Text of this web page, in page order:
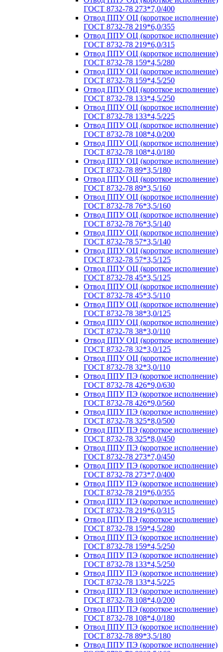
ГОСТ 8732-78 273*7,0/400
Отвод ППУ ОЦ (короткое исполнение)
ГОСТ 8732-78 219*6,0/355
Отвод ППУ ОЦ (короткое исполнение)
ГОСТ 8732-78 219*6,0/315
Отвод ППУ ОЦ (короткое исполнение)
ГОСТ 8732-78 159*4,5/280
Отвод ППУ ОЦ (короткое исполнение)
ГОСТ 8732-78 159*4,5/250
Отвод ППУ ОЦ (короткое исполнение)
ГОСТ 8732-78 133*4,5/250
Отвод ППУ ОЦ (короткое исполнение)
ГОСТ 8732-78 133*4,5/225
Отвод ППУ ОЦ (короткое исполнение)
ГОСТ 8732-78 108*4,0/200
Отвод ППУ ОЦ (короткое исполнение)
ГОСТ 8732-78 108*4,0/180
Отвод ППУ ОЦ (короткое исполнение)
ГОСТ 8732-78 89*3,5/180
Отвод ППУ ОЦ (короткое исполнение)
ГОСТ 8732-78 89*3,5/160
Отвод ППУ ОЦ (короткое исполнение)
ГОСТ 8732-78 76*3,5/160
Отвод ППУ ОЦ (короткое исполнение)
ГОСТ 8732-78 76*3,5/140
Отвод ППУ ОЦ (короткое исполнение)
ГОСТ 8732-78 57*3,5/140
Отвод ППУ ОЦ (короткое исполнение)
ГОСТ 8732-78 57*3,5/125
Отвод ППУ ОЦ (короткое исполнение)
ГОСТ 8732-78 45*3,5/125
Отвод ППУ ОЦ (короткое исполнение)
ГОСТ 8732-78 45*3,5/110
Отвод ППУ ОЦ (короткое исполнение)
ГОСТ 8732-78 38*3,0/125
Отвод ППУ ОЦ (короткое исполнение)
ГОСТ 8732-78 38*3,0/110
Отвод ППУ ОЦ (короткое исполнение)
ГОСТ 8732-78 32*3,0/125
Отвод ППУ ОЦ (короткое исполнение)
ГОСТ 8732-78 32*3,0/110
Отвод ППУ ПЭ (короткое исполнение)
ГОСТ 8732-78 426*9,0/630
Отвод ППУ ПЭ (короткое исполнение)
ГОСТ 8732-78 426*9,0/560
Отвод ППУ ПЭ (короткое исполнение)
ГОСТ 8732-78 325*8,0/500
Отвод ППУ ПЭ (короткое исполнение)
ГОСТ 8732-78 325*8,0/450
Отвод ППУ ПЭ (короткое исполнение)
ГОСТ 8732-78 273*7,0/450
Отвод ППУ ПЭ (короткое исполнение)
ГОСТ 8732-78 273*7,0/400
Отвод ППУ ПЭ (короткое исполнение)
ГОСТ 8732-78 219*6,0/355
Отвод ППУ ПЭ (короткое исполнение)
ГОСТ 8732-78 219*6,0/315
Отвод ППУ ПЭ (короткое исполнение)
ГОСТ 8732-78 159*4,5/280
Отвод ППУ ПЭ (короткое исполнение)
ГОСТ 8732-78 159*4,5/250
Отвод ППУ ПЭ (короткое исполнение)
ГОСТ 8732-78 133*4,5/250
Отвод ППУ ПЭ (короткое исполнение)
ГОСТ 8732-78 133*4,5/225
Отвод ППУ ПЭ (короткое исполнение)
ГОСТ 8732-78 108*4,0/200
Отвод ППУ ПЭ (короткое исполнение)
ГОСТ 8732-78 108*4,0/180
Отвод ППУ ПЭ (короткое исполнение)
ГОСТ 8732-78 89*3,5/180
Отвод ППУ ПЭ (короткое исполнение)